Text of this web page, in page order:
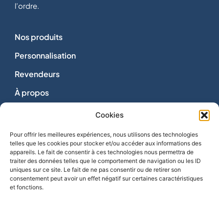
Cookies
Pour offrir les meilleures expériences, nous utilisons des technologies
telles que les cookies pour stocker et/ou accéder aux informations des
appareils. Le fait de consentir à ces technologies nous permettra de
traiter des données telles que le comportement de navigation ou les ID
uniques sur ce site. Le fait de ne pas consentir ou de retirer son
consentement peut avoir un effet négatif sur certaines caractéristiques
et fonctions.
l’ordre.
Nos produits
Personnalisation
Revendeurs
À propos
Vie privée